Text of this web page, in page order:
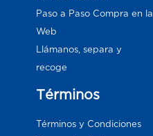
Paso a Paso Compra en la
Web
Llámanos, separa y
recoge
Términos
Términos y Condiciones